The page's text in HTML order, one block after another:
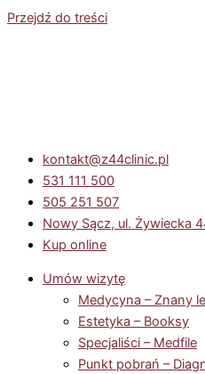
Przejdź do treści
kontakt@z44clinic.pl
531 111 500
505 251 507
Nowy Sącz, ul. Żywiecka
Kup online
Umów wizytę
Medycyna – Znany
Estetyka – Booksy
Specjaliści – Medfile
Punkt pobrań –